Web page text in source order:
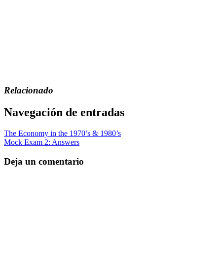
Relacionado
Navegación de entradas
The Economy in the 1970’s & 1980’s
Mock Exam 2: Answers
Deja un comentario